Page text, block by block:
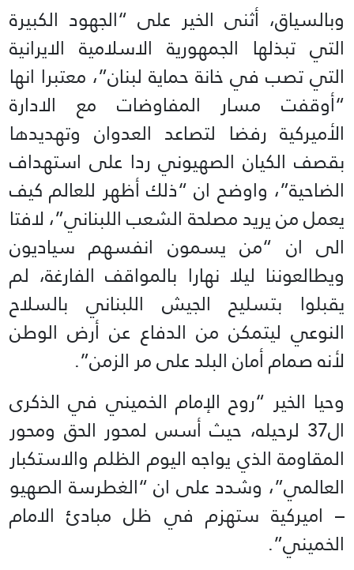
وبالسياق، أثنى الخير على “الجهود الكبيرة
التي تبذلها الجمهورية الاسلامية الايرانية
التي تصب في خانة حماية لبنان”، معتبرا انها
“أوقفت مسار المفاوضات مع الادارة
الأميركية رفضا لتصاعد العدوان وتهديدها
بقصف الكيان الصهيوني ردا على استهداف
الضاحية”، واوضح ان “ذلك أظهر للعالم كيف
يعمل من يريد مصلحة الشعب اللبناني”، لافتا
الى ان “من يسمون انفسهم سياديون
ويطالعوننا ليلا نهارا بالمواقف الفارغة، لم
يقبلوا بتسليح الجيش اللبناني بالسلاح
النوعي ليتمكن من الدفاع عن أرض الوطن
لأنه صمام أمان البلد على مر الزمن”.
وحيا الخير “روح الإمام الخميني في الذكرى
ال37 لرحيله، حيث أسس لمحور الحق ومحور
المقاومة الذي يواجه اليوم الظلم والاستكبار
العالمي”، وشدد على ان “الغطرسة الصهيو
– اميركية ستهزم في ظل مبادئ الامام
الخميني”.